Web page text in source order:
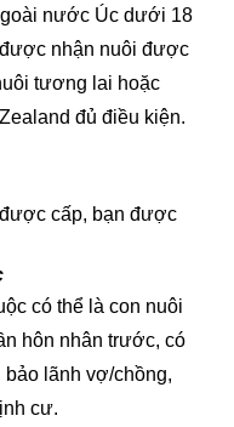
nước Úc dưới 18
nhận nuôi được
tương lai hoặc
đủ điều kiện.
cấp, bạn được
có thể là con nuôi
hôn nhân trước, có
lãnh vợ/chồng,
cư.